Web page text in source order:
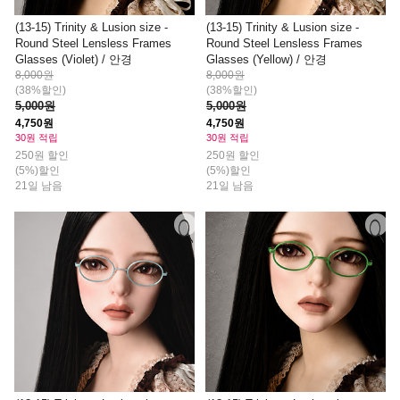
(13-15) Trinity & Lusion size -
Round Steel Lensless Frames
Glasses (Violet) / 안경
8,000원
(38%할인)
5,000원
4,750원
30원 적립
250원 할인
(5%)할인
21일 남음
(13-15) Trinity & Lusion size -
Round Steel Lensless Frames
Glasses (Yellow) / 안경
8,000원
(38%할인)
5,000원
4,750원
30원 적립
250원 할인
(5%)할인
21일 남음